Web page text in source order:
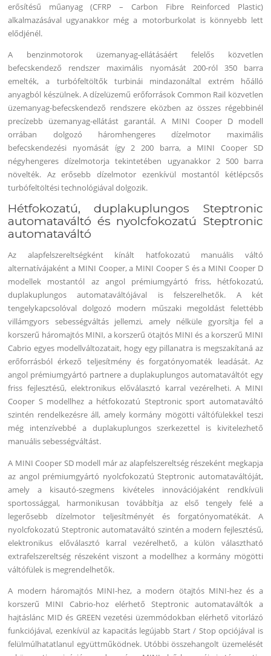
erősítésű műanyag (CFRP – Carbon Fibre Reinforced Plastic)
alkalmazásával ugyanakkor még a motorburkolat is könnyebb lett
elődjénél.
A benzinmotorok üzemanyag-ellátásáért felelős közvetlen
befecskendező rendszer maximális nyomását 200-ról 350 barra
emelték, a turbófeltöltők turbinái mindazonáltal extrém hőálló
anyagból készülnek. A dízelüzemű erőforrások Common Rail közvetlen
üzemanyag-befecskendező rendszere eközben az összes régebbinél
precízebb üzemanyag-ellátást garantál. A MINI Cooper D modell
orrában dolgozó háromhengeres dízelmotor maximális
befecskendezési nyomását így 2 200 barra, a MINI Cooper SD
négyhengeres dízelmotorja tekintetében ugyanakkor 2 500 barra
növelték. Az erősebb dízelmotor ezenkívül mostantól kétlépcsős
turbófeltöltési technológiával dolgozik.
Hétfokozatú, duplakuplungos Steptronic
automataváltó és nyolcfokozatú Steptronic
automataváltó
Az alapfelszereltségként kínált hatfokozatú manuális váltó
alternatívájaként a MINI Cooper, a MINI Cooper S és a MINI Cooper D
modellek mostantól az angol prémiumgyártó friss, hétfokozatú,
duplakuplungos automataváltójával is felszerelhetők. A két
tengelykapcsolóval dolgozó modern műszaki megoldást felettébb
villámgyors sebességváltás jellemzi, amely nélküle gyorsítja fel a
korszerű háromajtós MINI, a korszerű ötajtós MINI és a korszerű MINI
Cabrio egyes modellváltozatait, hogy egy pillanatra is megszakítaná az
erőforrásból érkező teljesítmény és forgatónyomaték leadását. Az
angol prémiumgyártó partnere a duplakuplungos automataváltót egy
friss fejlesztésű, elektronikus előválasztó karral vezérelheti. A MINI
Cooper S modellhez a hétfokozatú Steptronic sport automataváltó
szintén rendelkezésre áll, amely kormány mögötti váltófülekkel teszi
még intenzívebbé a duplakuplungos szerkezettel is kivitelezhető
manuális sebességváltást.
A MINI Cooper SD modell már az alapfelszereltség részeként megkapja
az angol prémiumgyártó nyolcfokozatú Steptronic automataváltóját,
amely a kisautó-szegmens kivételes innovációjaként rendkívüli
sportossággal, harmonikusan továbbítja az első tengely felé a
legerősebb dízelmotor teljesítményét és forgatónyomatékát. A
nyolcfokozatú Steptronic automataváltó szintén a modern fejlesztésű,
elektronikus előválasztó karral vezérelhető, a külön választható
extrafelszereltség részeként viszont a modellhez a kormány mögötti
váltófülek is megrendelhetők.
A modern háromajtós MINI-hez, a modern ötajtós MINI-hez és a
korszerű MINI Cabrio-hoz elérhető Steptronic automataváltók a
hajtáslánc MID és GREEN vezetési üzemmódokban elérhető vitorlázó
funkciójával, ezenkívül az kapacitás legújabb Start / Stop opciójával is
felülmúlhatatlanul együttműködnek. Utóbbi összehangolt üzemelését